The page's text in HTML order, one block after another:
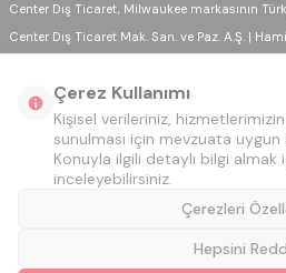
Center Dış Ticaret, Milwaukee markasının
Center Dış Ticaret Mak. San. ve Paz. A.Ş. |
Çerez Kullanımı
Kişisel verileriniz,
sunulması için mevzuata
Konuyla ilgili detaylı bilgi almak
inceleyebilirsiniz.
Çerezleri
Hepsini